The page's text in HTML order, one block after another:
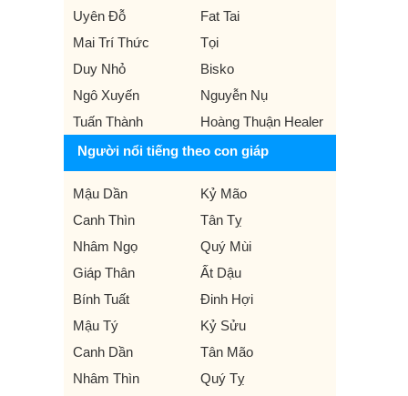
Uyên Đỗ
Fat Tai
Mai Trí Thức
Tọi
Duy Nhỏ
Bisko
Ngô Xuyến
Nguyễn Nụ
Tuấn Thành
Hoàng Thuận Healer
Người nổi tiếng theo con giáp
Mậu Dần
Kỷ Mão
Canh Thìn
Tân Tỵ
Nhâm Ngọ
Quý Mùi
Giáp Thân
Ất Dậu
Bính Tuất
Đinh Hợi
Mậu Tý
Kỷ Sửu
Canh Dần
Tân Mão
Nhâm Thìn
Quý Tỵ